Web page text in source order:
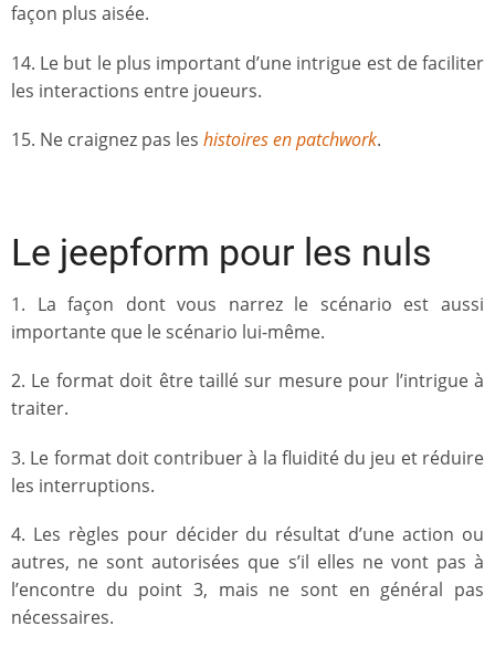
façon plus aisée.
14. Le but le plus important d’une intrigue est de faciliter
les interactions entre joueurs.
15. Ne craignez pas les histoires en patchwork.
Le jeepform pour les nuls
1. La façon dont vous narrez le scénario est aussi
importante que le scénario lui-même.
2. Le format doit être taillé sur mesure pour l’intrigue à
traiter.
3. Le format doit contribuer à la fluidité du jeu et réduire
les interruptions.
4. Les règles pour décider du résultat d’une action ou
autres, ne sont autorisées que s’il elles ne vont pas à
l’encontre du point 3, mais ne sont en général pas
nécessaires.